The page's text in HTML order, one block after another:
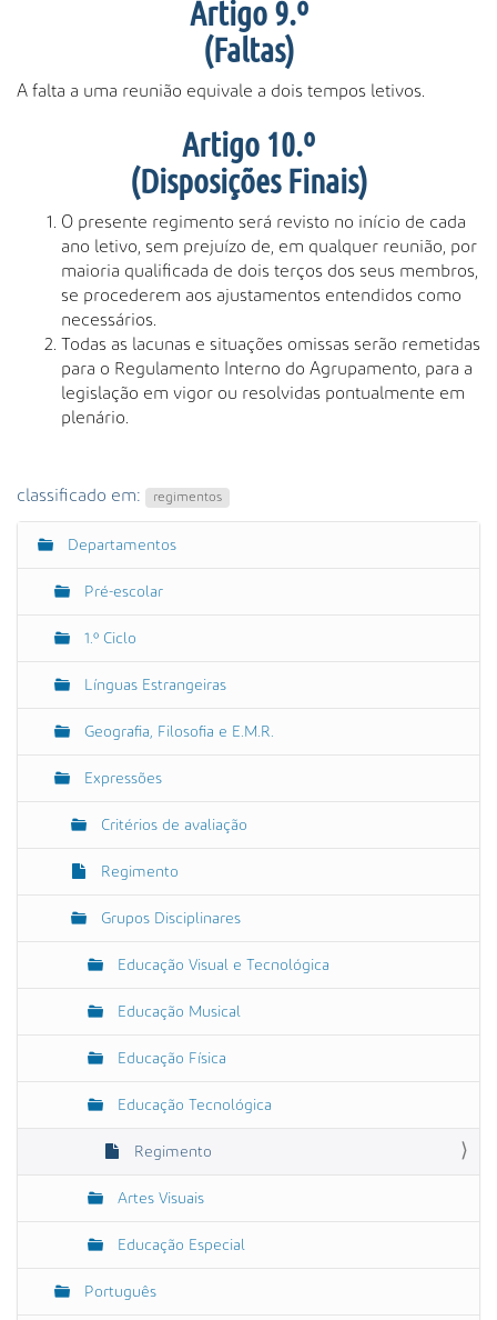
Artigo 9.º
(Faltas)
A falta a uma reunião equivale a dois tempos letivos.
Artigo 10.º
(Disposições Finais)
O presente regimento será revisto no início de cada
ano letivo, sem prejuízo de, em qualquer reunião, por
maioria qualificada de dois terços dos seus membros,
se procederem aos ajustamentos entendidos como
necessários.
Todas as lacunas e situações omissas serão remetidas
para o Regulamento Interno do Agrupamento, para a
legislação em vigor ou resolvidas pontualmente em
plenário.
classificado em: regimentos
N
Departamentos
Pré-escolar
1.º Ciclo
Línguas Estrangeiras
Geografia, Filosofia e E.M.R.
Expressões
Critérios de avaliação
Regimento
Grupos Disciplinares
Educação Visual e Tecnológica
Educação Musical
Educação Física
Educação Tecnológica
Regimento
Artes Visuais
Educação Especial
Português